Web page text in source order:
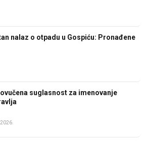
nalaz o otpadu u Gospiću: Pronađene
suglasnost za imenovanje